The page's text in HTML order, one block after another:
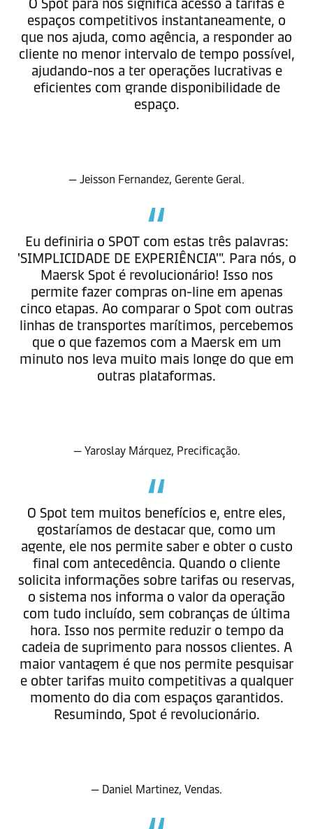
O Spot para nós significa acesso a tarifas e
espaços competitivos instantaneamente, o
que nos ajuda, como agência, a responder ao
cliente no menor intervalo de tempo possível,
ajudando-nos a ter operações lucrativas e
eficientes com grande disponibilidade de
espaço.
— Jeisson Fernandez, Gerente Geral.
Eu definiria o SPOT com estas três palavras:
'SIMPLICIDADE DE EXPERIÊNCIA'". Para nós, o
Maersk Spot é revolucionário! Isso nos
permite fazer compras on-line em apenas
cinco etapas. Ao comparar o Spot com outras
linhas de transportes marítimos, percebemos
que o que fazemos com a Maersk em um
minuto nos leva muito mais longe do que em
outras plataformas.
— Yaroslay Márquez, Precificação.
O Spot tem muitos benefícios e, entre eles,
gostaríamos de destacar que, como um
agente, ele nos permite saber e obter o custo
final com antecedência. Quando o cliente
solicita informações sobre tarifas ou reservas,
o sistema nos informa o valor da operação
com tudo incluído, sem cobranças de última
hora. Isso nos permite reduzir o tempo da
cadeia de suprimento para nossos clientes. A
maior vantagem é que nos permite pesquisar
e obter tarifas muito competitivas a qualquer
momento do dia com espaços garantidos.
Resumindo, Spot é revolucionário.
— Daniel Martinez, Vendas.